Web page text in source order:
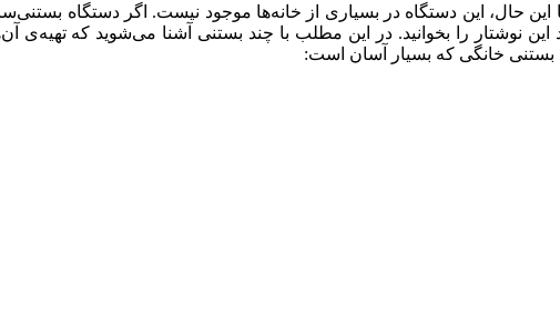
حال، این دستگاه در بسیاری از خانه‌ها موجود نیست. اگر دستگاه
نوشتار را بخوانید. در این مطلب با چند بستنی آشنا می‌شوید که تهیه‌ی
بستنی خانگی که بسیار آسان است: